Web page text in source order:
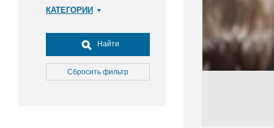
КАТЕГОРИИ
Досуг, туризм и отдых
Культура
Медицина
Найти
Сбросить фильтр